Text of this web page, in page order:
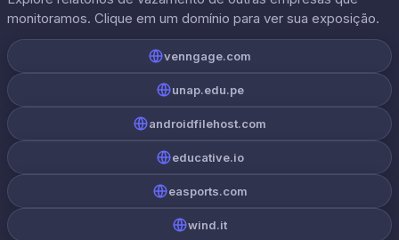
monitoramos. Clique em um domínio para ver sua exposição.
venngage.com
unap.edu.pe
androidfilehost.com
educative.io
easports.com
wind.it